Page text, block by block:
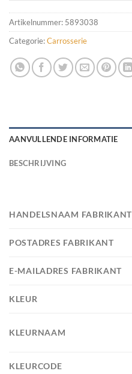
Artikelnummer: 5893038
Categorie:Carrosserie
AANVULLENDE INFORMATIE
BESCHRIJVING
HANDELSNAAM FABRIKANT
POSTADRES FABRIKANT
E-MAILADRES FABRIKANT
KLEUR
KLEURNAAM
KLEURCODE